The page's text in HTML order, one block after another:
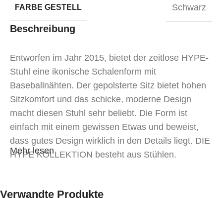
FARBE GESTELL Schwarz
Beschreibung
Entworfen im Jahr 2015, bietet der zeitlose HYPE-
Stuhl eine ikonische Schalenform mit
Baseballnähten. Der gepolsterte Sitz bietet hohen
Sitzkomfort und das schicke, moderne Design
macht diesen Stuhl sehr beliebt. Die Form ist
einfach mit einem gewissen Etwas und beweist,
dass gutes Design wirklich in den Details liegt. DIE
HYPE KOLLEKTION besteht aus Stühlen,
Mehr lesen
Verwandte Produkte